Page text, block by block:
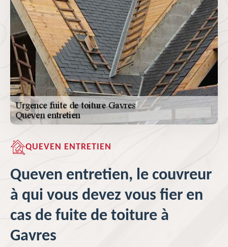
QUEVEN ENTRETIEN
Queven entretien, le couvreur
à qui vous devez vous fier en
cas de fuite de toiture à
Gavres